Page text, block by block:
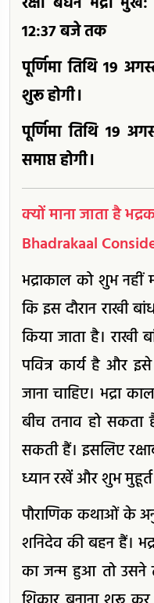
12:37 बजे तक
पूर्णिमा तिथि 19
शुरू होगी।
पूर्णिमा तिथि 19
समाप्त होगी।
क्यों माना जाता है
Bhadrakaal
भद्राकाल को शुभ नहीं
कि इस दौरान राखी
किया जाता है।
पवित्र कार्य है और
जाना चाहिए। भद्रा
बीच तनाव हो सकता
सकती हैं। इसलिए
ध्यान रखें और शुभ मुहूर्त
पौराणिक कथाओं के
शनिदेव की बहन हैं।
का जन्म हुआ तो उसने